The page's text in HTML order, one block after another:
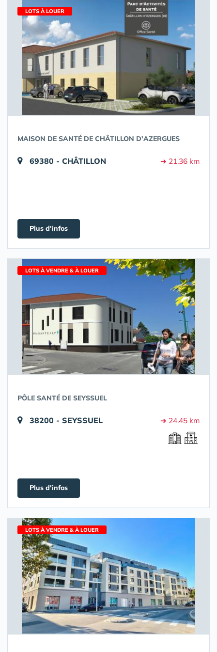
LOTS À LOUER
MAISON DE SANTÉ DE CHÂTILLON D'AZERGUES
69380 - CHÂTILLON ➔ 21.36 km
Plus d'infos
LOTS À VENDRE & À LOUER
PÔLE SANTÉ DE SEYSSUEL
38200 - SEYSSUEL ➔ 24.45 km
Plus d'infos
LOTS À VENDRE & À LOUER